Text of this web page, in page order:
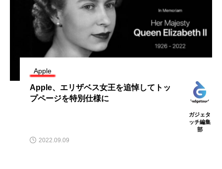
Apple
Apple、エリザベス女王を追悼してトッ
プページを特別仕様に
ガジェタ
ッチ編集
部
2022.09.09